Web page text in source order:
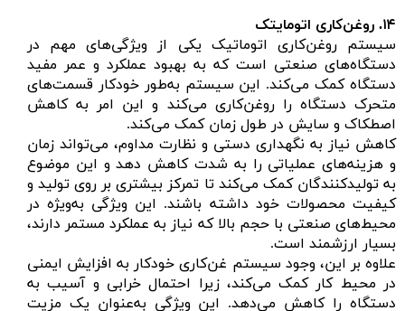
۱۴. روغن‌کاری اتومایتک
سیستم روغن‌کاری اتوماتیک یکی از ویژگی‌های مهم در
دستگاه‌های صنعتی است که به بهبود عملکرد و عمر مفید
دستگاه کمک می‌کند. این سیستم به‌طور خودکار قسمت‌های
متحرک دستگاه را روغن‌کاری می‌کند و این امر به کاهش
اصطکاک و سایش در طول زمان کمک می‌کند.
کاهش نیاز به نگهداری دستی و نظارت مداوم، می‌تواند زمان
و هزینه‌های عملیاتی را به شدت کاهش دهد و این موضوع
به تولیدکنندگان کمک می‌کند تا تمرکز بیشتری بر روی تولید و
کیفیت محصولات خود داشته باشند. این ویژگی به‌ویژه در
محیط‌های صنعتی با حجم بالا که نیاز به عملکرد مستمر دارند،
بسیار ارزشمند است.
علاوه بر این، وجود سیستم غن‌کاری خودکار به افزایش ایمنی
در محیط کار کمک می‌کند، زیرا احتمال خرابی و آسیب به
دستگاه را کاهش می‌دهد. این ویژگی به‌عنوان یک مزیت